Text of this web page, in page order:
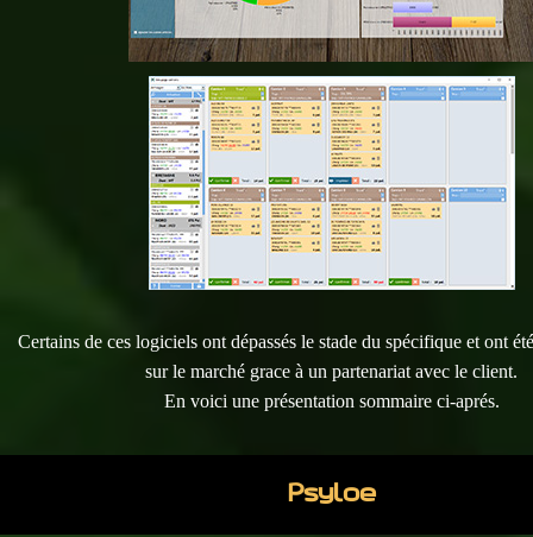
Certains de ces logiciels ont dépassés le stade du spécifique et ont
sur le marché grace à un partenariat avec le client.
En voici une présentation sommaire ci-aprés.
Psyloe